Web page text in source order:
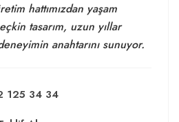
hattımızdan yaşam
tasarım, uzun yıllar
anahtarını sunuyor.
125 34 34